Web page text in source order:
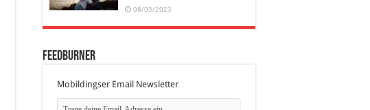
08/03/2023
FeedBurner
Mobildingser Email Newsletter